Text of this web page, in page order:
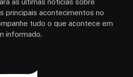
principais acontecimentos no
tudo o que acontece em
informado.